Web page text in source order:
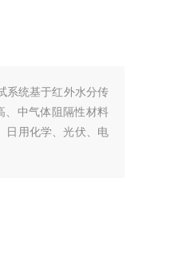
系统基于红外水分传
、中气体阻隔性材料
日用化学、光伏、电